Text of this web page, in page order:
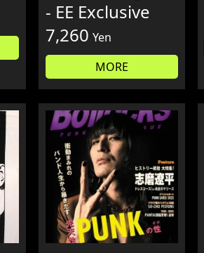
- EE Exclusive
7,260 Yen
MORE